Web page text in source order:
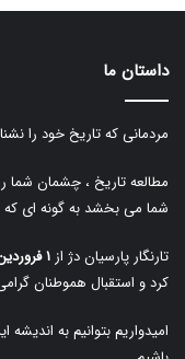
داستان ما
مردمانی که تاریخ خود را
مطالعه تاریخ ، چشمان شما
شما می بخشد به گونه ای
تارنگار پارسیان دژ از ۱ فروردین ۱۳۹۱
کرد و استقبال هموطنان
امیدواریم بتوانیم به